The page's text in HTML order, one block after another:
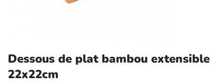
Animalerie
Dessous de plat bambou extensible
22x22cm